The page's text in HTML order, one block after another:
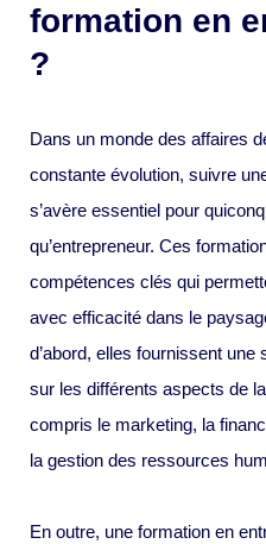
formation en
?
Dans un monde des affaires
constante évolution, suivre
s’avère essentiel pour
qu’entrepreneur. Ces
compétences clés qui
avec efficacité dans le
d’abord, elles fournissent
sur les différents aspects de
compris le marketing, la
la gestion des ressources
En outre, une formation en